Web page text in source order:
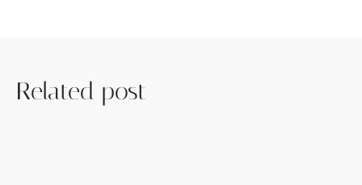
Related post